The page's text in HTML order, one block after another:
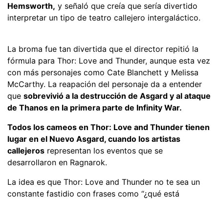
Hemsworth, y señaló que creía que sería divertido
interpretar un tipo de teatro callejero intergaláctico.
La broma fue tan divertida que el director repitió la
fórmula para Thor: Love and Thunder, aunque esta vez
con más personajes como Cate Blanchett y Melissa
McCarthy. La reapación del personaje da a entender
que sobrevivió a la destrucción de Asgard y al ataque
de Thanos en la primera parte de Infinity War.
Todos los cameos en Thor: Love and Thunder tienen
lugar en el Nuevo Asgard, cuando los artistas
callejeros representan los eventos que se
desarrollaron en Ragnarok.
La idea es que Thor: Love and Thunder no te sea un
constante fastidio con frases como “¿qué está